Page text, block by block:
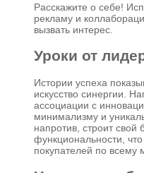
Расскажите о себе!
рекламу и
вызвать интерес.
Уроки от
Истории успеха
искусство синергии.
ассоциации с
минимализму и
напротив, строит свой
функциональности,
покупателей по всему